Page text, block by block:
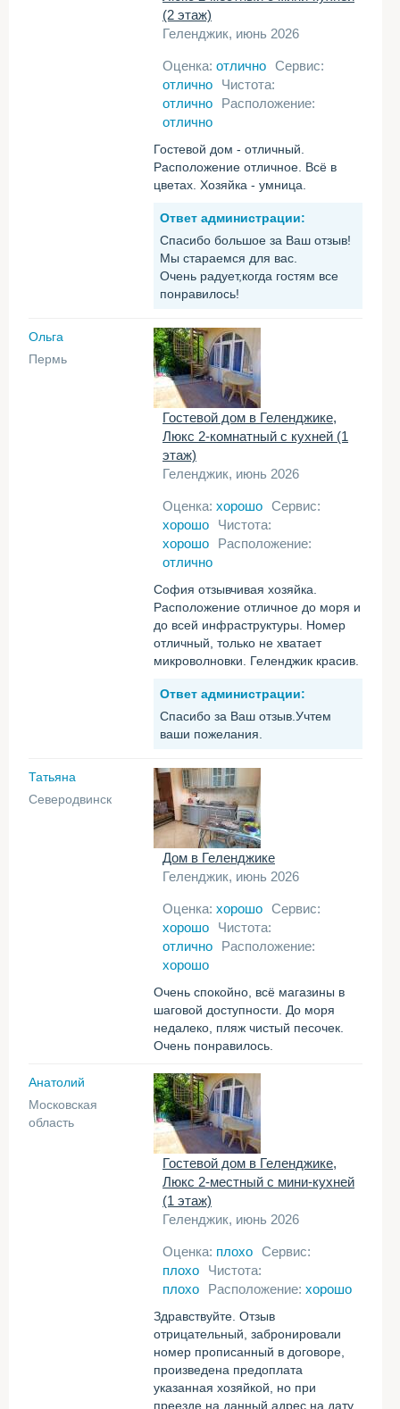
(2 этаж)
Геленджик, июнь 2026
Оценка: отлично Сервис:
отлично
Чистота:
отлично
Расположение:
отлично
Гостевой дом - отличный.
Расположение отличное. Всё в
цветах. Хозяйка - умница.
Ответ администрации:
Спасибо большое за Ваш отзыв!
Мы стараемся для вас.
Очень радует,когда гостям все
понравилось!
Ольга
Пермь
Гостевой дом в Геленджике,
Люкс 2-комнатный с кухней (1
этаж)
Геленджик, июнь 2026
Оценка: хорошо Сервис:
хорошо
Чистота:
хорошо
Расположение:
отлично
София отзывчивая хозяйка.
Расположение отличное до моря и
до всей инфраструктуры. Номер
отличный, только не хватает
микроволновки. Геленджик красив.
Ответ администрации:
Спасибо за Ваш отзыв.Учтем
ваши пожелания.
Татьяна
Северодвинск
Дом в Геленджике
Геленджик, июнь 2026
Оценка: хорошо Сервис:
хорошо
Чистота:
отлично
Расположение:
хорошо
Очень спокойно, всё магазины в
шаговой доступности. До моря
недалеко, пляж чистый песочек.
Очень понравилось.
Анатолий
Московская
область
Гостевой дом в Геленджике,
Люкс 2-местный с мини-кухней
(1 этаж)
Геленджик, июнь 2026
Оценка: плохо Сервис:
плохо
Чистота:
плохо
Расположение: хорошо
Здравствуйте. Отзыв
отрицательный, забронировали
номер прописанный в договоре,
произведена предоплата
указанная хозяйкой, но при
преезде на данный адрес на дату